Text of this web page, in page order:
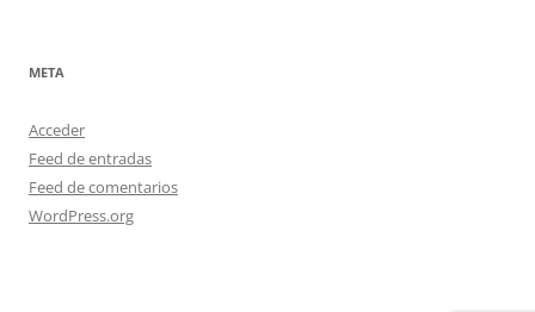
META
Acceder
Feed de entradas
Feed de comentarios
WordPress.org